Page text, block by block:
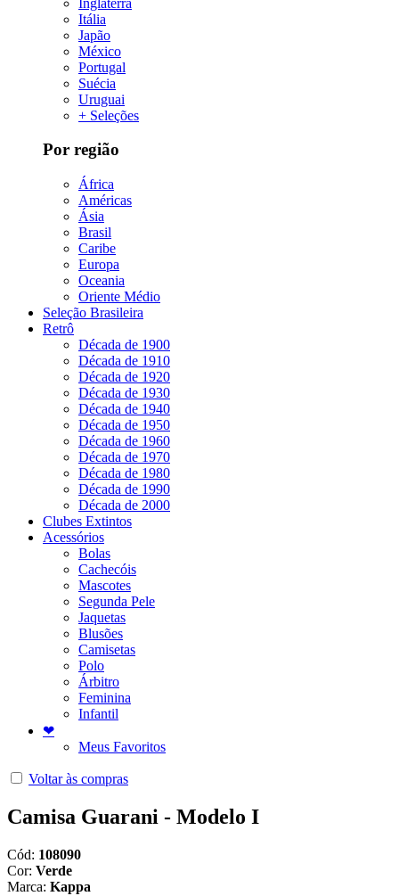
Itália
Japão
México
Portugal
Suécia
Uruguai
+ Seleções
Por região
África
Américas
Ásia
Brasil
Caribe
Europa
Oceania
Oriente Médio
Seleção Brasileira
Retrô
Década de 1900
Década de 1910
Década de 1920
Década de 1930
Década de 1940
Década de 1950
Década de 1960
Década de 1970
Década de 1980
Década de 1990
Década de 2000
Clubes Extintos
Acessórios
Bolas
Cachecóis
Mascotes
Segunda Pele
Jaquetas
Blusões
Camisetas
Polo
Árbitro
Feminina
Infantil
❤
Meus Favoritos
Voltar às compras
Camisa Guarani - Modelo I
Cód: 108090
Cor: Verde
Marca: Kappa